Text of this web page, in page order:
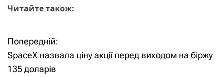
Читайте також:
Н
а
Попередній:
SpaceX назвала ціну акції перед виходом на біржу
135 доларів